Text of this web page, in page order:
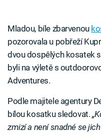
Mladou, bíle zbarvenou
pozorovala u pobřeží
dvou dospělých kosatek
byli na výletě s
Adventures.
Podle majitele agentury
bílou kosatku sledovat.
zmizí a není snadné se